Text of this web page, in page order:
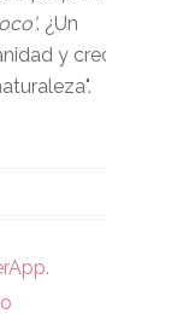
. ¿Un
y creo